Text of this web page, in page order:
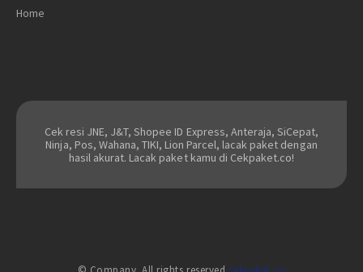
Home
Cek resi JNE, J&T, Shopee ID Express, Anteraja, SiCepat,
Ninja, Pos, Wahana, TIKI, Lion Parcel, lacak paket dengan
hasil akurat. Lacak paket kamu di Cekpaket.co!